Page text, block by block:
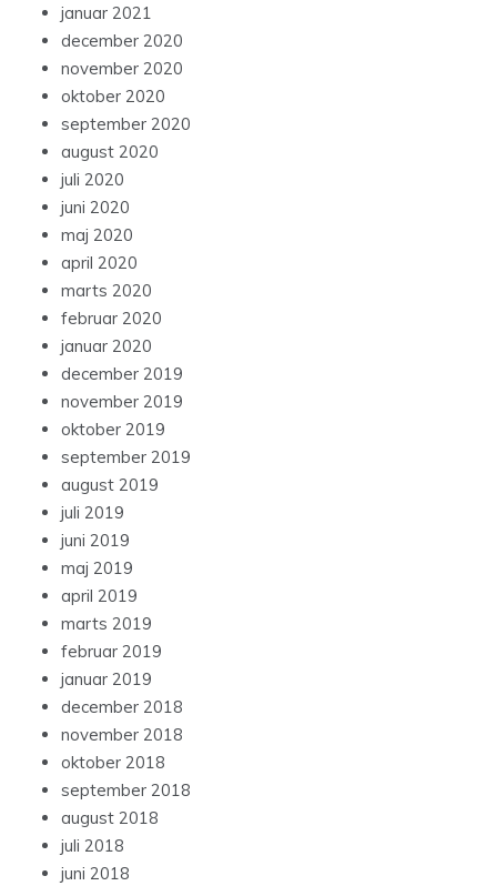
januar 2021
december 2020
november 2020
oktober 2020
september 2020
august 2020
juli 2020
juni 2020
maj 2020
april 2020
marts 2020
februar 2020
januar 2020
december 2019
november 2019
oktober 2019
september 2019
august 2019
juli 2019
juni 2019
maj 2019
april 2019
marts 2019
februar 2019
januar 2019
december 2018
november 2018
oktober 2018
september 2018
august 2018
juli 2018
juni 2018